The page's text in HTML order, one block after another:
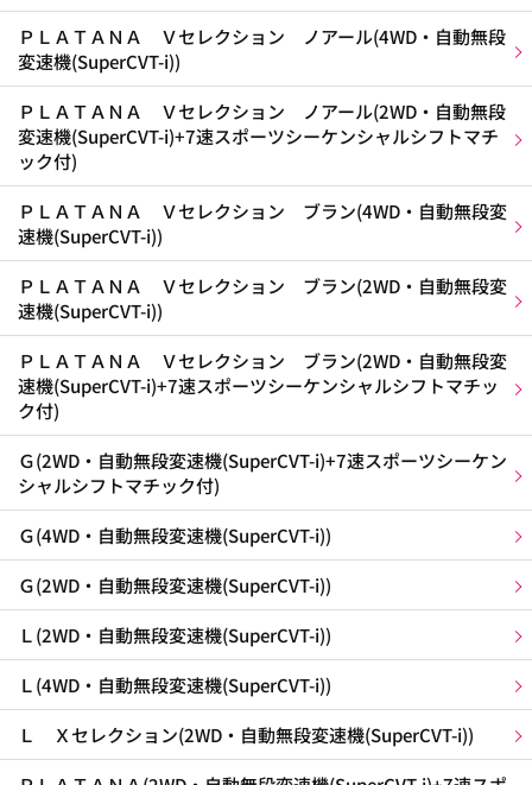
ＰＬＡＴＡＮＡ Ｖセレクション ノアール(4WD・自動無段
変速機(SuperCVT-i))
ＰＬＡＴＡＮＡ Ｖセレクション ノアール(2WD・自動無段
変速機(SuperCVT-i)+7速スポーツシーケンシャルシフトマチ
ック付)
ＰＬＡＴＡＮＡ Ｖセレクション ブラン(4WD・自動無段変
速機(SuperCVT-i))
ＰＬＡＴＡＮＡ Ｖセレクション ブラン(2WD・自動無段変
速機(SuperCVT-i))
ＰＬＡＴＡＮＡ Ｖセレクション ブラン(2WD・自動無段変
速機(SuperCVT-i)+7速スポーツシーケンシャルシフトマチッ
ク付)
Ｇ(2WD・自動無段変速機(SuperCVT-i)+7速スポーツシーケン
シャルシフトマチック付)
Ｇ(4WD・自動無段変速機(SuperCVT-i))
Ｇ(2WD・自動無段変速機(SuperCVT-i))
Ｌ(2WD・自動無段変速機(SuperCVT-i))
Ｌ(4WD・自動無段変速機(SuperCVT-i))
Ｌ Ｘセレクション(2WD・自動無段変速機(SuperCVT-i))